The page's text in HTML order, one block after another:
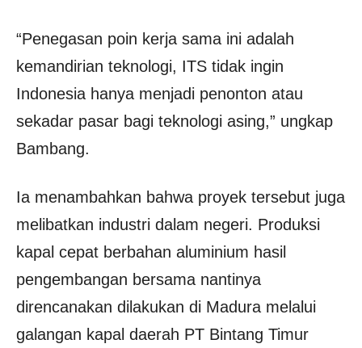
“Penegasan poin kerja sama ini adalah
kemandirian teknologi, ITS tidak ingin
Indonesia hanya menjadi penonton atau
sekadar pasar bagi teknologi asing,” ungkap
Bambang.
Ia menambahkan bahwa proyek tersebut juga
melibatkan industri dalam negeri. Produksi
kapal cepat berbahan aluminium hasil
pengembangan bersama nantinya
direncanakan dilakukan di Madura melalui
galangan kapal daerah PT Bintang Timur